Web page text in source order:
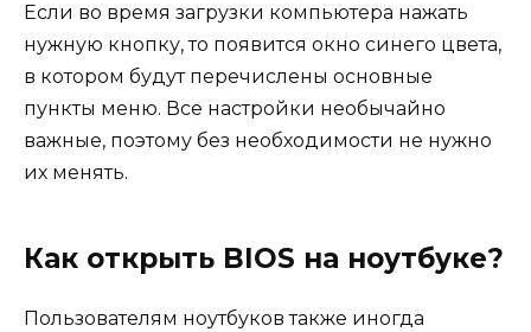
Если во время загрузки компьютера нажать
нужную кнопку, то появится окно синего цвета,
в котором будут перечислены основные
пункты меню. Все настройки необычайно
важные, поэтому без необходимости не нужно
их менять.
Как открыть BIOS на ноутбуке?
Пользователям ноутбуков также иногда